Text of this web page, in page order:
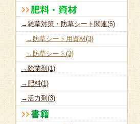
→雑草対策・防草シート関連(6)
→防草シート用資材(3)
→防草シート(3)
→除菌剤(1)
→肥料(1)
→活力剤(3)